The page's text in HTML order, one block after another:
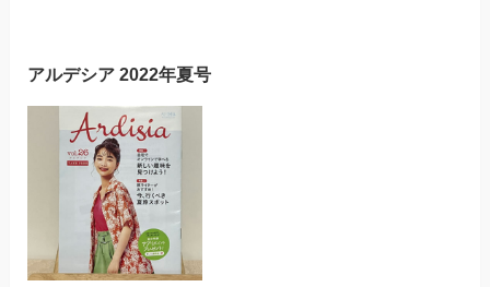
アルデシア 2022年夏号